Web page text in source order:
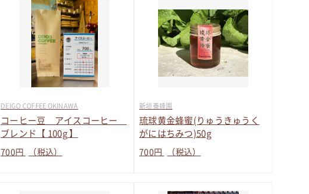
DEIGO COFFEE OKINAWA
コーヒー豆 アイスコーヒー
ブレンド【 100g 】
700円 （税込）
新垣養蜂園
琉球黄金蜂蜜(りゅうきゅうく
がにはちみつ)50g
700円 （税込）